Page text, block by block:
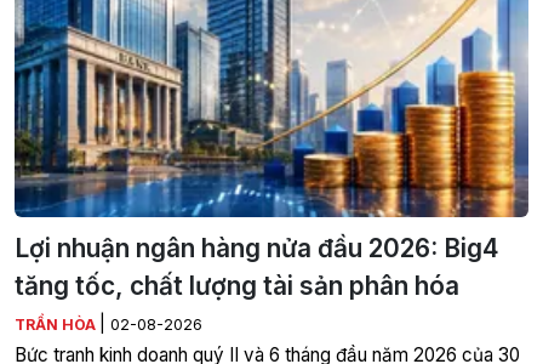
Lợi nhuận ngân hàng nửa đầu 2026: Big4
tăng tốc, chất lượng tài sản phân hóa
TRẦN HÒA 02-08-2026
Bức tranh kinh doanh quý II và 6 tháng đầu năm 2026 của 30